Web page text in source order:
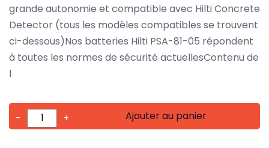
grande autonomie et compatible avec Hilti Concrete
Detector (tous les modèles compatibles se trouvent
ci-dessous)Nos batteries Hilti PSA-81-05 répondent
à toutes les normes de sécurité actuellesContenu de
l
- + Ajouter au panier